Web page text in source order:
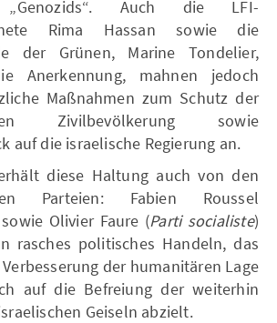
„Genozids“. Auch die LFI-
Rima Hassan sowie die
der Grünen, Marine Tondelier,
Anerkennung, mahnen jedoch
Maßnahmen zum Schutz der
Zivilbevölkerung sowie
auf die israelische Regierung an.
diese Haltung auch von den
Parteien: Fabien Roussel
Olivier Faure (Parti socialiste)
rasches politisches Handeln, das
der humanitären Lage
auf die Befreiung der weiterhin
Geiseln abzielt.